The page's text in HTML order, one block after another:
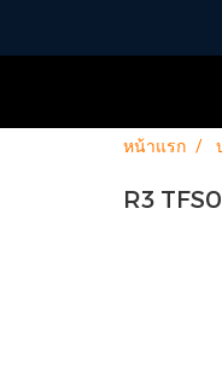
หน้าแรก
R3